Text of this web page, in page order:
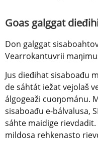
Goas galggat
Don galggat
Vearrokantuvrii
Jus dieđihat sisaboađu
de sáhtát iežat vejolaš
álgogeaži cuoŋománu.
sisaboađu e-bálvalusa,
sáhte maidige
mildosa rehkenasto